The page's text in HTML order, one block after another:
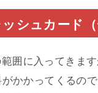
シュカード（
囲に入ってきま
かかってくるの